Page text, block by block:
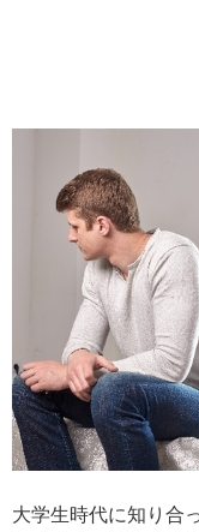
大学生時代に知り合